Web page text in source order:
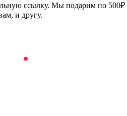
ссылку. Мы подарим по 500₽
и другу.